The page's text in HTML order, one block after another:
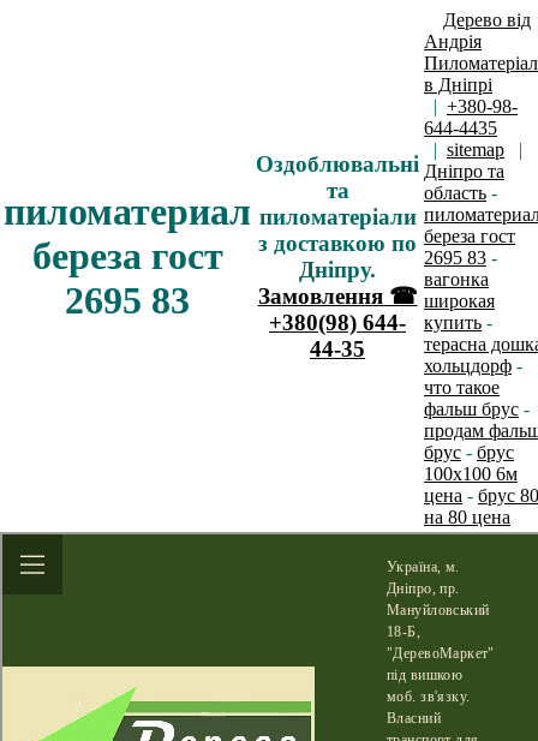
пиломатериал
береза гост
2695 83
Оздоблювальні
та
пиломатеріали
з доставкою по
Дніпру.
Замовлення ☎
+380(98) 644-
44-35
Дерево від
Андрія
в Дніпрі
| +380-98-
644-4435
| sitemap |
Дніпро та
область -
береза гост
2695 83 -
вагонка
широкая
купить -
терасна
хольцдорф -
что такое
фальш брус -
продам
брус - брус
100х100 6м
цена - брус 80
на 80 цена